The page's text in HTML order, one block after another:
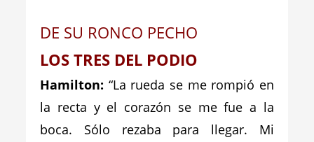
DE SU RONCO PECHO
LOS TRES DEL PODIO
Hamilton: “La rueda se me rompió en
la recta y el corazón se me fue a la
boca. Sólo rezaba para llegar. Mi